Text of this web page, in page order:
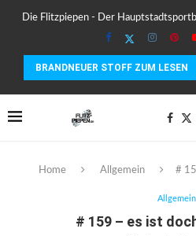
Die Flitzpiepen - Der
BRANDNEUER STOFF ZUM LESEN
MEIN ERSTER MARATHON: 42,195
Home Allgemein #
Allgemein
# 159 – es ist